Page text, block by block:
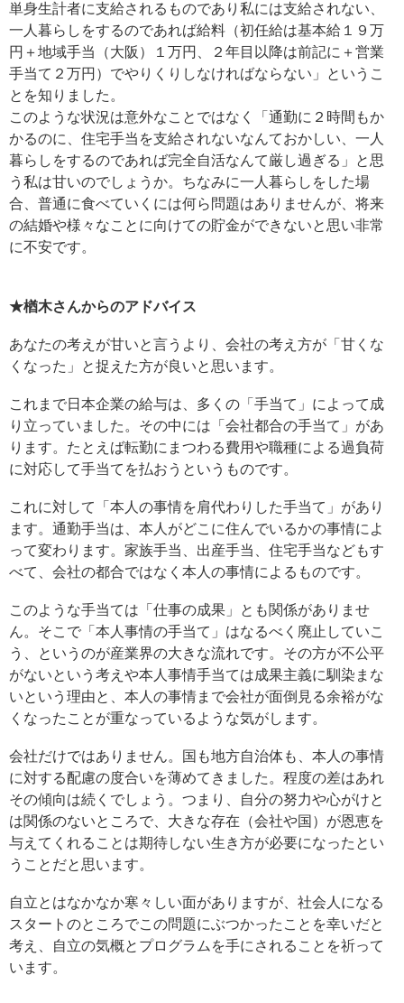
単身生計者に支給されるものであり私には支給されない、
一人暮らしをするのであれば給料（初任給は基本給１９万
円＋地域手当（大阪）１万円、２年目以降は前記に＋営業
手当て２万円）でやりくりしなければならない」というこ
とを知りました。
このような状況は意外なことではなく「通勤に２時間もか
かるのに、住宅手当を支給されないなんておかしい、一人
暮らしをするのであれば完全自活なんて厳し過ぎる」と思
う私は甘いのでしょうか。ちなみに一人暮らしをした場
合、普通に食べていくには何ら問題はありませんが、将来
の結婚や様々なことに向けての貯金ができないと思い非常
に不安です。
★楢木さんからのアドバイス
あなたの考えが甘いと言うより、会社の考え方が「甘くな
くなった」と捉えた方が良いと思います。
これまで日本企業の給与は、多くの「手当て」によって成
り立っていました。その中には「会社都合の手当て」があ
ります。たとえば転勤にまつわる費用や職種による過負荷
に対応して手当てを払おうというものです。
これに対して「本人の事情を肩代わりした手当て」があり
ます。通勤手当は、本人がどこに住んでいるかの事情によ
って変わります。家族手当、出産手当、住宅手当などもす
べて、会社の都合ではなく本人の事情によるものです。
このような手当ては「仕事の成果」とも関係がありませ
ん。そこで「本人事情の手当て」はなるべく廃止していこ
う、というのが産業界の大きな流れです。その方が不公平
がないという考えや本人事情手当ては成果主義に馴染まな
いという理由と、本人の事情まで会社が面倒見る余裕がな
くなったことが重なっているような気がします。
会社だけではありません。国も地方自治体も、本人の事情
に対する配慮の度合いを薄めてきました。程度の差はあれ
その傾向は続くでしょう。つまり、自分の努力や心がけと
は関係のないところで、大きな存在（会社や国）が恩恵を
与えてくれることは期待しない生き方が必要になったとい
うことだと思います。
自立とはなかなか寒々しい面がありますが、社会人になる
スタートのところでこの問題にぶつかったことを幸いだと
考え、自立の気概とプログラムを手にされることを祈って
います。